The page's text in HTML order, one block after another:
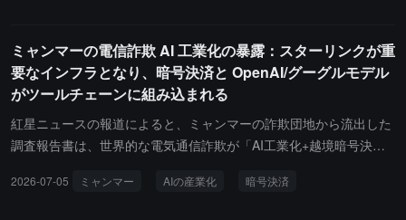
me がモンテネグロの国別トップレベルドメインであり、モンテネ
グロが現在 EU 加盟交渉プロセスにあるため、今回のブロックは E
U に関連する規制の進展に関係している可能性があると指摘してい
ます。
ミャンマーの電信詐欺 AI 工業化の暴露：スターリンクが重
要なインフラとなり、暗号決済と OpenAI/グーグルモデル
がツールチェーンに組み込まれる
紅星ニュースの報道によると、ミャンマーの詐欺団地から流出した
調査報告書は、世界的な電気通信詐欺が「AI工業化+越境暗号決
ットワークは暗号通貨を通じて資金の流れを完了し、大規模モデル
2026-07-05 ミャンマー AIの産業化 暗号決済